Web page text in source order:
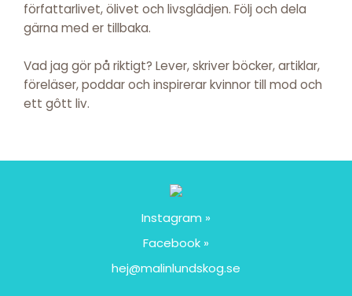
författarlivet, ölivet och livsglädjen. Följ och dela
gärna med er tillbaka.
Vad jag gör på riktigt? Lever, skriver böcker, artiklar,
föreläser, poddar och inspirerar kvinnor till mod och
ett gôtt liv.
Instagram »
Facebook »
hej@malinlundskog.se